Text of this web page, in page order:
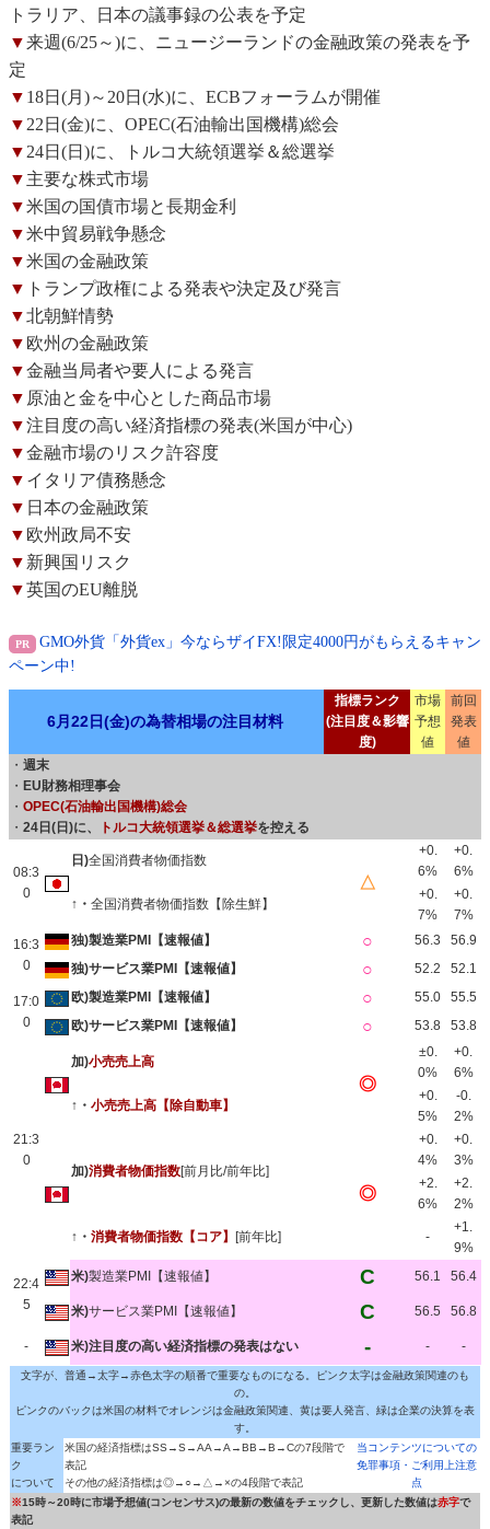
トラリア、日本の議事録の公表を予定
▼来週(6/25～)に、ニュージーランドの金融政策の発表を予
定
▼ 18日(月)～20日(水)に、ECBフォーラムが開催
▼22日(金)に、OPEC(石油輸出国機構)総会
▼24日(日)に、トルコ大統領選挙＆総選挙
▼ 主要な株式市場
▼米国の国債市場と長期金利
▼米中貿易戦争懸念
▼米国の金融政策
▼ トランプ政権による発表や決定及び発言
▼北朝鮮情勢
▼ 欧州の金融政策
▼金融当局者や要人による発言
▼ 原油と金を中心とした商品市場
▼注目度の高い経済指標の発表(米国が中心)
▼金融市場のリスク許容度
▼ イタリア債務懸念
▼ 日本の金融政策
▼ 欧州政局不安
▼ 新興国リスク
▼英国のEU離脱
GMO外貨「外貨ex」今ならザイFX!限定4000円がもらえるキャン
ペーン中!
6月22日(金)の為替相場の注目材料
指標ランク
(注目度＆影響
度)
市場
予想
値
前回
発表
値
・ 週末
・ EU財務相理事会
・ OPEC(石油輸出国機構)総会
・ 24日(日)に、 トルコ大統領選挙＆総選挙を控える
08:3
0
日)全国消費者物価指数
△
+0.
6%
+0.
6%
↑・ 全国消費者物価指数【除生鮮】
+0.
7%
+0.
7%
16:3
0
独)製造業PMI【速報値】 ○ 56.3
56.9
独)サービス業PMI【速報値】
○ 52.2 52.1
17:0
0
欧)製造業PMI【速報値】 ○ 55.0
55.5
欧)サービス業PMI【速報値】
○ 53.8 53.8
21:3
0
加)小売売上高
◎
±0.
0%
+0.
6%
↑・ 小売売上高【除自動車】
+0.
5%
-0.
2%
加)消費者物価指数[前月比/前年比]
◎
+0.
4%
+0.
3%
+2.
6%
+2.
2%
↑・ 消費者物価指数【コア】 [前年比] -
+1.
9%
22:4
5
米)製造業PMI【速報値】 C 56.1 56.4
米)サービス業PMI【速報値】 C 56.5 56.8
- 米)注目度の高い経済指標の発表はない - - -
文字が、普通→太字→赤色太字の順番で重要なものになる。ピンク太字は金融政策関連のも
の。
ピンクのバックは米国の材料でオレンジは金融政策関連、黄は要人発言、緑は企業の決算を表
す。
重要ラン
ク
について
米国の経済指標はSS→S→AA→A→BB→B→Cの7段階で
表記
その他の経済指標は◎→○→△→×の4段階で表記
当コンテンツについての
免罪事項・ご利用上注意
点
※15時～20時に市場予想値(コンセンサス)の最新の数値をチェックし、更新した数値は赤字で
表記